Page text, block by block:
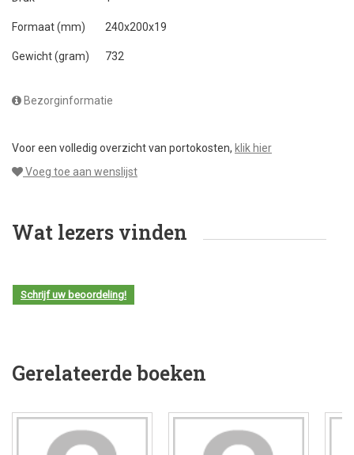
Formaat (mm) 240x200x19
Gewicht (gram) 732
Bezorginformatie
Voor een volledig overzicht van portokosten, klik hier
Voeg toe aan wenslijst
Wat lezers vinden
Schrijf uw beoordeling!
Gerelateerde boeken